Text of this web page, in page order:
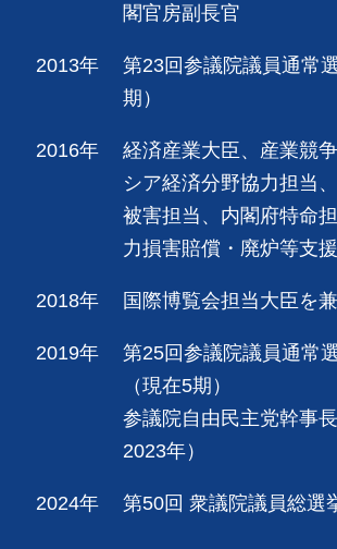
閣官房副長官
2013年
第23回参議院議員通常
期）
2016年
経済産業大臣、産業競
シア経済分野協力担当
被害担当、内閣府特命
力損害賠償・廃炉等支
2018年 国際博覧会担当大臣を
2019年
第25回参議院議員通常
（現在5期）
参議院自由民主党幹事
2023年）
2024年 第50回 衆議院議員総